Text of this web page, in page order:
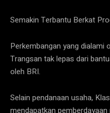
Semakin Terbantu Berkat
Perkembangan yang dialami
Trangsan tak lepas dari
oleh BRI.
Selain pendanaan usaha,
mendapatkan